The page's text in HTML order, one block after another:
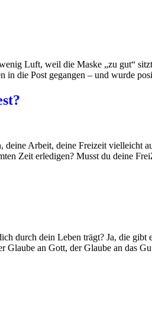
Luft, weil die Maske „zu gut“
in die Post gegangen – und wurde
Arbeit, deine Freizeit vielleicht
Zeit erledigen? Musst du deine
durch dein Leben trägt? Ja, die gibt
Glaube an Gott, der Glaube an das